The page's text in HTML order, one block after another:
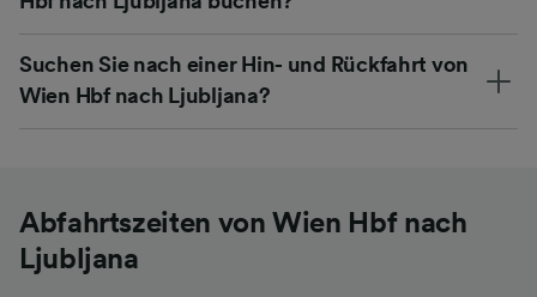
Suchen Sie nach einer Hin- und Rückfahrt von
Wien Hbf nach Ljubljana?
Abfahrtszeiten von Wien Hbf nach
Ljubljana